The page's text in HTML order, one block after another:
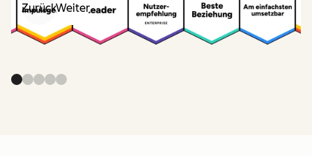
ZurückWeiter